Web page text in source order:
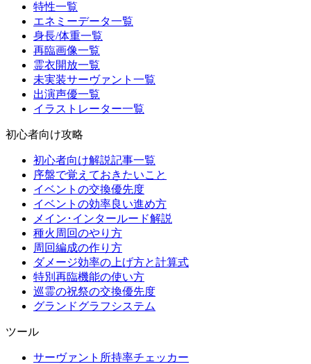
特性一覧
エネミーデータ一覧
身長/体重一覧
再臨画像一覧
霊衣開放一覧
未実装サーヴァント一覧
出演声優一覧
イラストレーター一覧
初心者向け攻略
初心者向け解説記事一覧
序盤で覚えておきたいこと
イベントの交換優先度
イベントの効率良い進め方
メイン･インタールード解説
種火周回のやり方
周回編成の作り方
ダメージ効率の上げ方と計算式
特別再臨機能の使い方
巡霊の祝祭の交換優先度
グランドグラフシステム
ツール
サーヴァント所持率チェッカー